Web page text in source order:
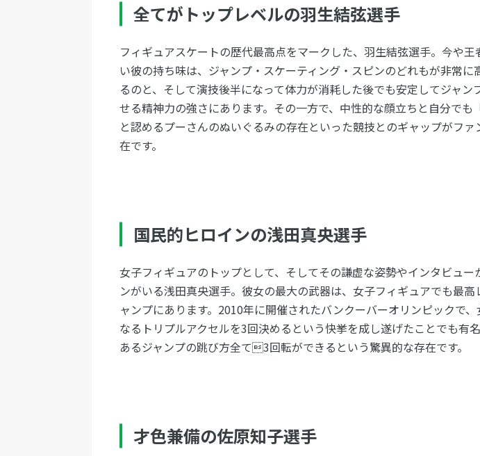
全てがトップレベルの羽生結弦選手
フィギュアスケートの歴代最高点をマークした、羽生結弦選手。今や王
い彼の持ち味は、ジャンプ・スケーティング・スピンのどれもが非常に
るのと、そして演技後半になって体力が消耗した後でも安定してジャン
せる精神力の強さにあります。その一方で、中性的な顔立ちと自分でも
と認めるプーさんのぬいぐるみの存在といった競技とのギャップがフ
在です。
国民的ヒロインの浅田真央選手
女子フィギュアのトップとして、そしてその謙虚な姿勢やインタビュー
ンがいる浅田真央選手。彼女の最大の武器は、女子フィギュアでも最高
ャンプにあります。2010年に開催されたバンクーバーオリンピックで、
なるトリプルアクセルを3回決めるという快挙を成し遂げたことでも有
あるジャンプの跳び方全て3回転ができるという驚異的な存在です。
才色兼備の佐原知子選手